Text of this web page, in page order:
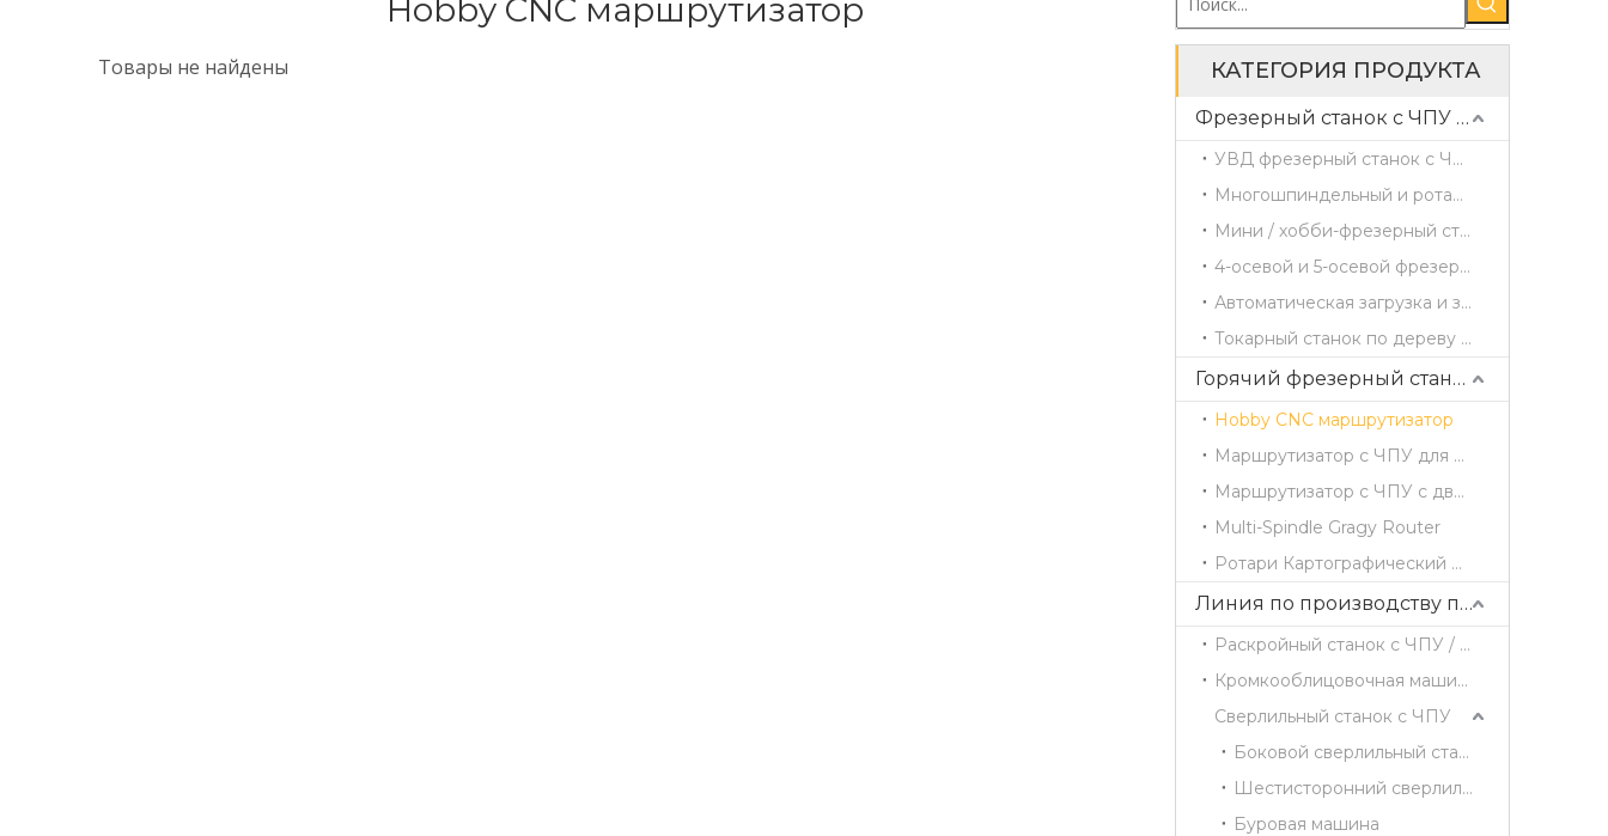
Hobby CNC маршрутизатор
Товары не найдены КАТЕГОРИЯ ПРОДУКТА
Фрезерный станок с ЧПУ по дереву
УВД фрезерный станок с ЧПУ
Многошпиндельный и ротационный фрезерный станок с ЧПУ
Мини / хобби-фрезерный станок с ЧПУ
4-осевой и 5-осевой фрезерный станок с ЧПУ
Автоматическая загрузка и загрузка маршрутизатора ЧПУ
Токарный станок по дереву с ЧПУ
Горячий фрезерный станок с ЧПУ
Hobby CNC маршрутизатор
Маршрутизатор с ЧПУ для одиночной головы
Маршрутизатор с ЧПУ с двойной головкой
Multi-Spindle Gragy Router
Ротари Картографический маршрутизатор
Линия по производству панельной мебели
Раскройный станок с ЧПУ / Станок для резки древесины
Кромкооблицовочная машина
Сверлильный станок с ЧПУ
Боковой сверлильный станок
Шестисторонний сверлильный станок
Буровая машина